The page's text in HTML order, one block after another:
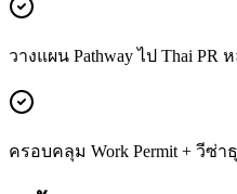
วางแผน Pathway ไป Thai PR
ครอบคลุม Work Permit + วีซ่า